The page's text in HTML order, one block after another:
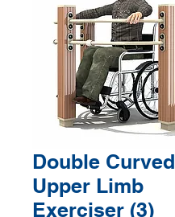
Double Curved
Upper Limb
Exerciser (3)